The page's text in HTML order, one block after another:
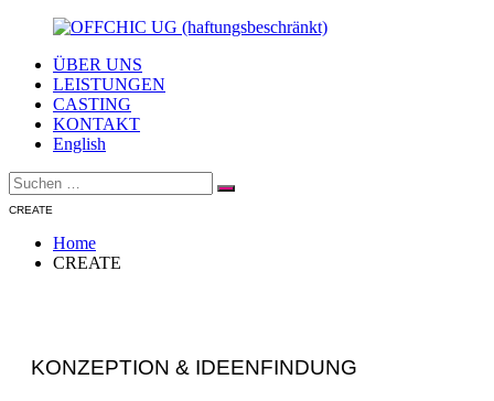
springen
OFFCHIC
(haftungsbeschränkt)
Agentur
Scouting
–
Creative
Modelcasting
ÜBER UNS
LEISTUNGEN
CASTING
KONTAKT
English
Suche
nach:
Suchen
CREATE
Home
CREATE
KONZEPTION & IDEENFINDUNG